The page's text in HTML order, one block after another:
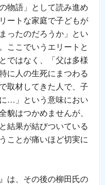
物語」として読み進め
ートな家庭で子どもが
ったのだろうか」とい
ここでいうエリートと
ではなく、「父は多様
に人の生死にまつわる
取材してきた人で、子
…」という意味におい
貌はつかめませんが、
結果が結びついている
ことが痛いほど切実に
は、その後の柳田氏の